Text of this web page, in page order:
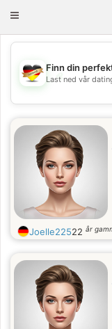
Toggle
💖
Finn din
Last ned vår
Joelle22522 år